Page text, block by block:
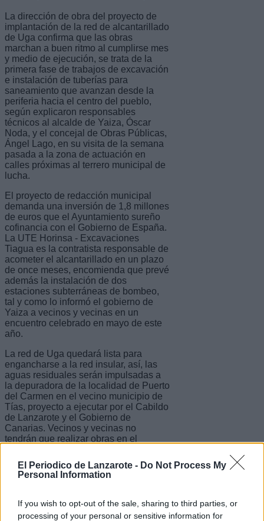
El Periodico de Lanzarote - Do Not Process My
Personal Information
If you wish to opt-out of the sale, sharing to third parties, or
processing of your personal or sensitive information for
La dirección de obra del proyecto de
implantación de la red de alcantarillado
de Uga confirma que las obras
marchan a buen ritmo al cumplirse mes
y medio de ejecución, se trata de la
primera fase de trabajos de excavación
e instalación de tuberías para
saneamiento que avanzan desde la
periferia hacia el centro del pueblo,
según explicaron responsables
técnicos al alcalde de Yaiza, Óscar
Noda, y el concejal de Obras Públicas,
Ángel Lago, en su visita de la semana
pasada a la zona de actuación en
calles próximas al terrero municipal de
lucha.
El proyecto de redacción municipal
demanda una inversión de 1,8 millones
de euros que el Ayuntamiento sureño
cofinancia con el Gobierno de España.
La UTE Horinsa - Excavaciones
Tiagua es la contratista responsable de
acometer el alcantarillado en un plazo
de once meses, encomienda que prevé
además la instalación de dos
estaciones subterráneas de bombeo,
tal y como lo informó el gobierno de
Yaiza a vecinos y vecinas en un
encuentro celebrado en mayo de este
año.
La red de Uga quedará lista para
engancharse a la red insular, así, las
aguas residuales serán impulsadas a
la depuradora de la localidad de Puerto
del Carmen en el vecino municipio de
Tías, proyecto a ejecutar por el Cabildo
de Lanzarote y el Gobierno de
Canarias. Vecinos y vecinas no
tendrán que realizar obras en el
sí trabajos para redireccionar las aguas
residuales hasta un punto cercano a la
fachada del inmueble donde se
alcantarillado local.